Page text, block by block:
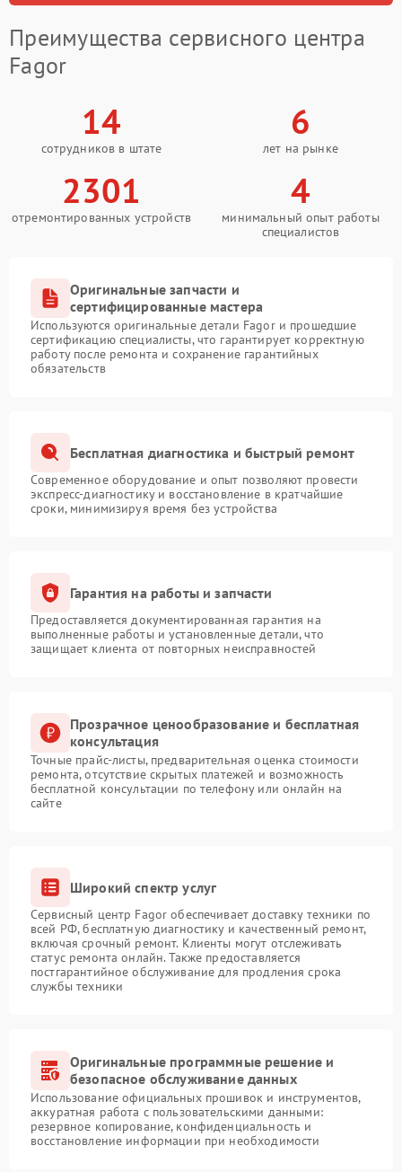
Преимущества сервисного центра
Fagor
14
сотрудников в штате
6
лет на рынке
2301
отремонтированных устройств
4
минимальный опыт работы
специалистов
Оригинальные запчасти и
сертифицированные мастера
Используются оригинальные детали Fagor и прошедшие
сертификацию специалисты, что гарантирует корректную
работу после ремонта и сохранение гарантийных
обязательств
Бесплатная диагностика и быстрый ремонт
Современное оборудование и опыт позволяют провести
экспресс-диагностику и восстановление в кратчайшие
сроки, минимизируя время без устройства
Гарантия на работы и запчасти
Предоставляется документированная гарантия на
выполненные работы и установленные детали, что
защищает клиента от повторных неисправностей
Прозрачное ценообразование и бесплатная
консультация
Точные прайс-листы, предварительная оценка стоимости
ремонта, отсутствие скрытых платежей и возможность
бесплатной консультации по телефону или онлайн на
сайте
Широкий спектр услуг
Сервисный центр Fagor обеспечивает доставку техники по
всей РФ, бесплатную диагностику и качественный ремонт,
включая срочный ремонт. Клиенты могут отслеживать
статус ремонта онлайн. Также предоставляется
постгарантийное обслуживание для продления срока
службы техники
Оригинальные программные решение и
безопасное обслуживание данных
Использование официальных прошивок и инструментов,
аккуратная работа с пользовательскими данными:
резервное копирование, конфиденциальность и
восстановление информации при необходимости